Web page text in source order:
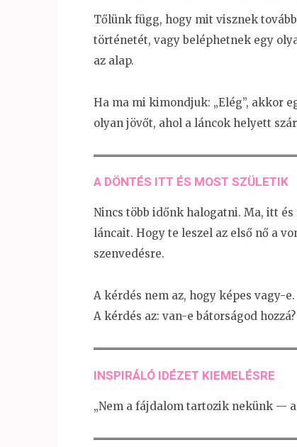
Tőlünk függ, hogy mit visznek
történetét, vagy beléphetnek egy
az alap.
Ha ma mi kimondjuk: „Elég”, akkor
olyan jövőt, ahol a láncok helyett
A DÖNTÉS ITT ÉS MOST SZÜLETIK
Nincs több időnk halogatni. Ma, itt
láncait. Hogy te leszel az első nő a
szenvedésre.
A kérdés nem az, hogy képes vagy-e.
A kérdés az: van-e bátorságod hozzá?
INSPIRÁLÓ IDÉZET KIEMELÉSRE
„Nem a fájdalom tartozik nekünk — a